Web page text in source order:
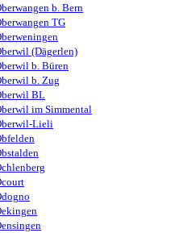
b. Bern
TG
(Dägerlen)
b. Büren
b. Zug
BL
im Simmental
Lieli